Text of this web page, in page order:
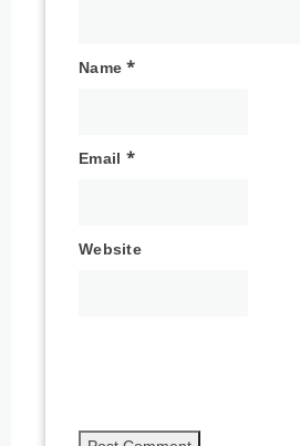
Name*
Email *
Website